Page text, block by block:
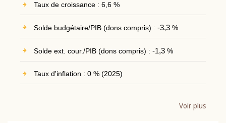
Taux de croissance : 6,6 %
Solde budgétaire/PIB (dons compris) : -3,3%
Solde ext. cour./PIB (dons compris) : -1,3%
Taux d'inflation : 0 % (2025)
Voir plus